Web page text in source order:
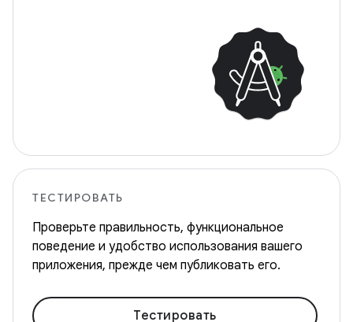
ТЕСТИРОВАТЬ
Проверьте правильность, функциональное
поведение и удобство использования вашего
приложения, прежде чем публиковать его.
Тестировать